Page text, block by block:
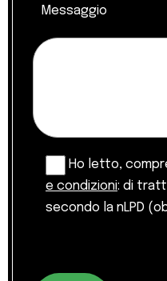
Messaggio
Ho letto,
e condizioni: di
secondo la nLPD